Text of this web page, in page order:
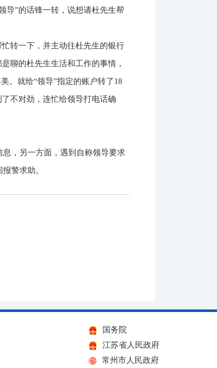
导”的话锋一转，说想请杜先生帮
转一下，并主动往杜先生的银行
聊的杜先生生活和工作的事情，
。就给“领导”指定的账户转了18
不对劲，连忙给领导打电话确
，另一方面，遇到自称领导要求
警求助。
国务院
江苏省人民政府
常州市人民政府